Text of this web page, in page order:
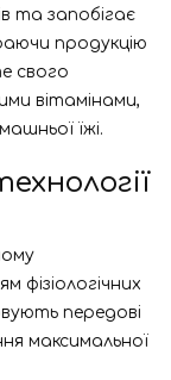
та запобігає
продукцію
свого
вітамінами,
їжі.
фізіологічних
передові
максимальної